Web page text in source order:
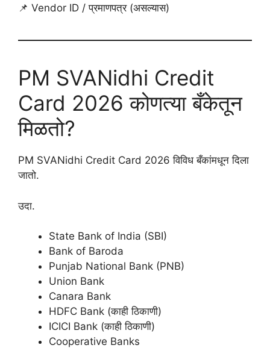
📌 Vendor ID / प्रमाणपत्र (असल्यास)
PM SVANidhi Credit
Card 2026 कोणत्या बँकेतून
मिळतो?
PM SVANidhi Credit Card 2026 विविध बँकांमधून दिला
जातो.
उदा.
State Bank of India (SBI)
Bank of Baroda
Punjab National Bank (PNB)
Union Bank
Canara Bank
HDFC Bank (काही ठिकाणी)
ICICI Bank (काही ठिकाणी)
Cooperative Banks